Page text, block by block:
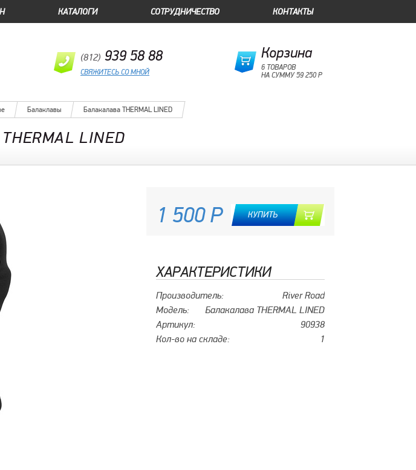
КАТАЛОГИ СОТРУДНИЧЕСТВО КОНТАКТЫ
(812) 939 58 88
СВЯЖИТЕСЬ СО МНОЙ
Корзина
6 ТОВАРОВ
НА СУММУ 59 250 Р
Балаклавы Балакалава THERMAL LINED
LINED
1 500 Р КУПИТЬ
ХАРАКТЕРИСТИКИ
River Road
Производитель:
Балакалава THERMAL LINED
Модель:
90938
Артикул:
1
Кол-во на складе: